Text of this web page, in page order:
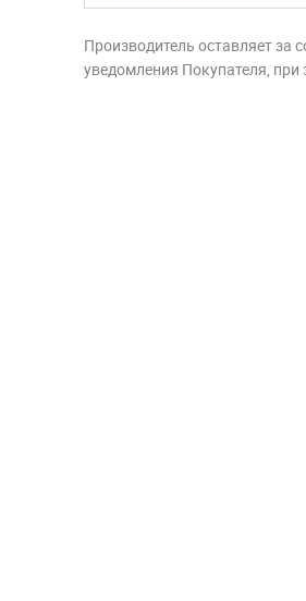
Производитель оставляет за
уведомления Покупателя, при